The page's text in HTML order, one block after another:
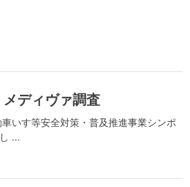
ディヴァ調査
いす等安全対策・普及推進事業シンポ
...